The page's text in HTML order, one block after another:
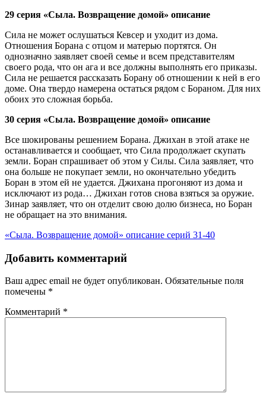
29 серия «Сыла. Возвращение домой» описание
Сила не может ослушаться Кевсер и уходит из дома.
Отношения Борана с отцом и матерью портятся. Он
однозначно заявляет своей семье и всем представителям
своего рода, что он ага и все должны выполнять его приказы.
Сила не решается рассказать Борану об отношении к ней в его
доме. Она твердо намерена остаться рядом с Бораном. Для них
обоих это сложная борьба.
30 серия «Сыла. Возвращение домой» описание
Все шокированы решением Борана. Джихан в этой атаке не
останавливается и сообщает, что Сила продолжает скупать
земли. Боран спрашивает об этом у Силы. Сила заявляет, что
она больше не покупает земли, но окончательно убедить
Боран в этом ей не удается. Джихана прогоняют из дома и
исключают из рода… Джихан готов снова взяться за оружие.
Зинар заявляет, что он отделит свою долю бизнеса, но Боран
не обращает на это внимания.
«Сыла. Возвращение домой» описание серий 31-40
Добавить комментарий
Ваш адрес email не будет опубликован. Обязательные поля
помечены *
Комментарий *